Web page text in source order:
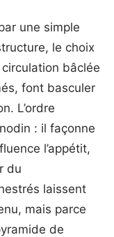
une simple
le choix
bâclée
font basculer
L’ordre
: il façonne
l’appétit,
du
laissent
mais parce
de